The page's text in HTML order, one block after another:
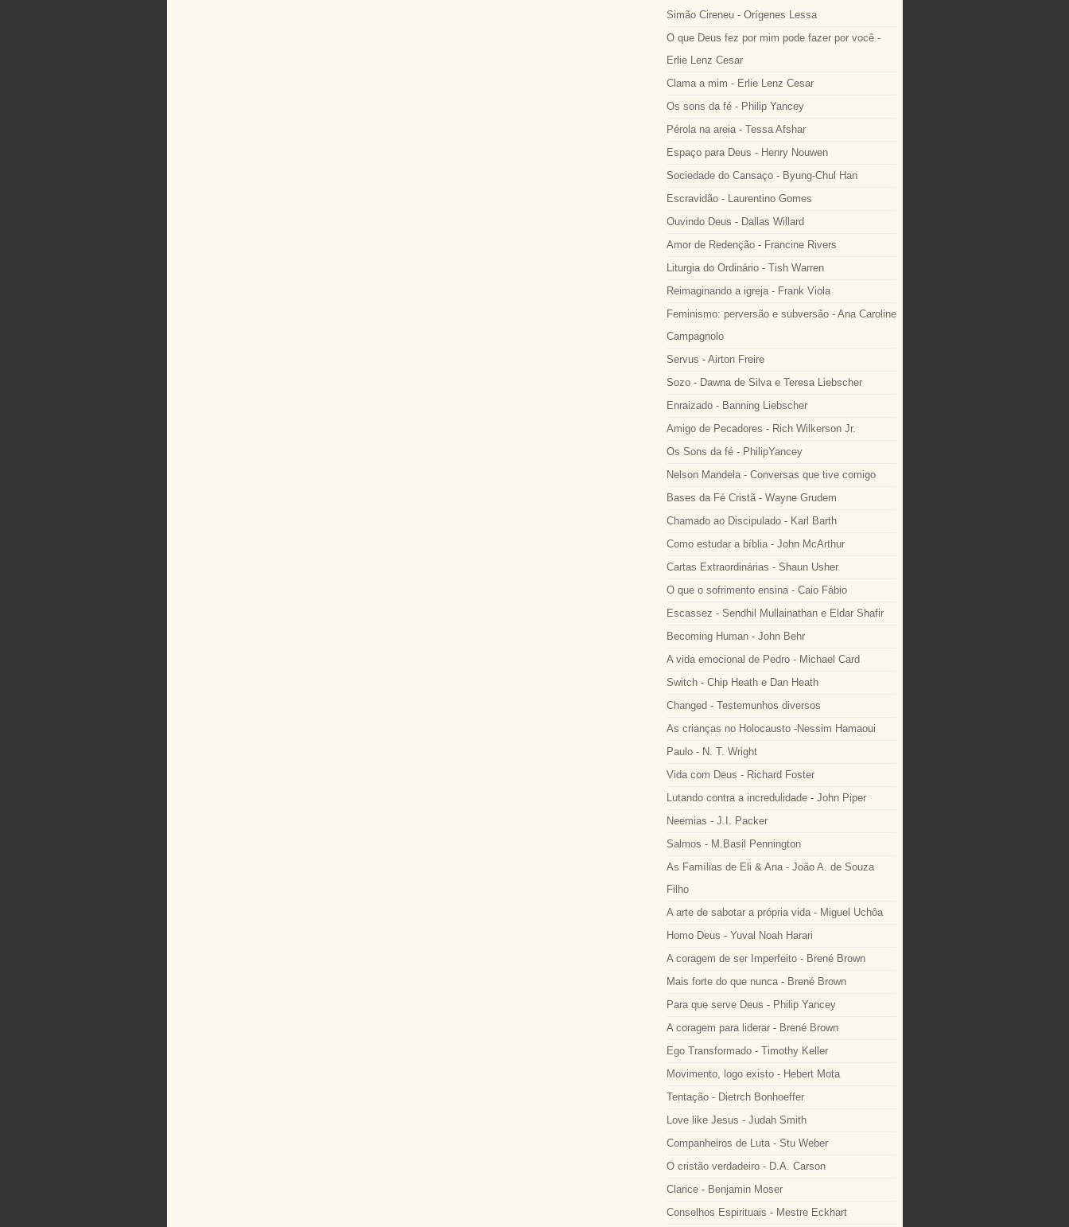
Simão Cireneu - Orígenes Lessa
O que Deus fez por mim pode fazer por você -
Erlie Lenz Cesar
Clama a mim - Erlie Lenz Cesar
Os sons da fé - Philip Yancey
Pérola na areia - Tessa Afshar
Espaço para Deus - Henry Nouwen
Sociedade do Cansaço - Byung-Chul Han
Escravidão - Laurentino Gomes
Ouvindo Deus - Dallas Willard
Amor de Redenção - Francine Rivers
Liturgia do Ordinário - Tish Warren
Reimaginando a igreja - Frank Viola
Feminismo: perversão e subversão - Ana Caroline
Campagnolo
Servus - Airton Freire
Sozo - Dawna de Silva e Teresa Liebscher
Enraizado - Banning Liebscher
Amigo de Pecadores - Rich Wilkerson Jr.
Os Sons da fé - PhilipYancey
Nelson Mandela - Conversas que tive comigo
Bases da Fé Cristã - Wayne Grudem
Chamado ao Discipulado - Karl Barth
Como estudar a bíblia - John McArthur
Cartas Extraordinárias - Shaun Usher
O que o sofrimento ensina - Caio Fábio
Escassez - Sendhil Mullainathan e Eldar Shafir
Becoming Human - John Behr
A vida emocional de Pedro - Michael Card
Switch - Chip Heath e Dan Heath
Changed - Testemunhos diversos
As crianças no Holocausto -Nessim Hamaoui
Paulo - N. T. Wright
Vida com Deus - Richard Foster
Lutando contra a incredulidade - John Piper
Neemias - J.I. Packer
Salmos - M.Basil Pennington
As Famílias de Eli & Ana - João A. de Souza
Filho
A arte de sabotar a própria vida - Miguel Uchôa
Homo Deus - Yuval Noah Harari
A coragem de ser Imperfeito - Brené Brown
Mais forte do que nunca - Brené Brown
Para que serve Deus - Philip Yancey
A coragem para liderar - Brené Brown
Ego Transformado - Timothy Keller
Movimento, logo existo - Hebert Mota
Tentação - Dietrch Bonhoeffer
Love like Jesus - Judah Smith
Companheiros de Luta - Stu Weber
O cristão verdadeiro - D.A. Carson
Clarice - Benjamin Moser
Conselhos Espirituais - Mestre Eckhart